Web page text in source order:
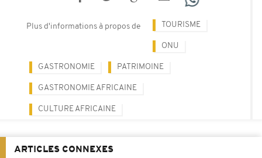
Plus d'informations à propos de TOURISME
ONU
GASTRONOMIE PATRIMOINE
GASTRONOMIE AFRICAINE
CULTURE AFRICAINE
ARTICLES CONNEXES